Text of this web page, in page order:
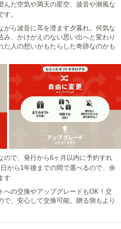
んだ空気や満天の星空、波音や潮風な
。
がら波音に耳を澄ます夕暮れ。何気な
、かけがえのない思い出へと変わり
た人の想いがもたらした奇跡なのかも
ので、発行から6ヶ月以内に予約すれ
から1年後までの間で選べるので、余
す
への交換やアップグレードもOK！交
、安心して交換可能。贈る側もより